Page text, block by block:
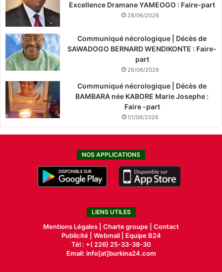
Excellence Dramane YAMEOGO : Faire-part
28/06/2026
Communiqué nécrologique | Décès de
SAWADOGO BERNARD WENDIKONTE : Faire-
part
26/06/2026
Communiqué nécrologique | Décès de
BAMBARA née KABORE Marie Josephe :
Faire -part
01/06/2026
NOS APPLICATIONS
LIENS UTILES
Mentions Légales | Charte groupe | Contact
Publicité| Webmail |
Equipe B24
Tél : +( 226) 25-33-38-30
Email: info[at]burkina24.com